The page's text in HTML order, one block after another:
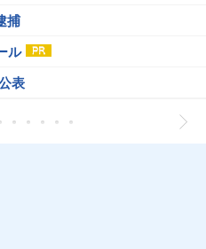
捕
ル
表